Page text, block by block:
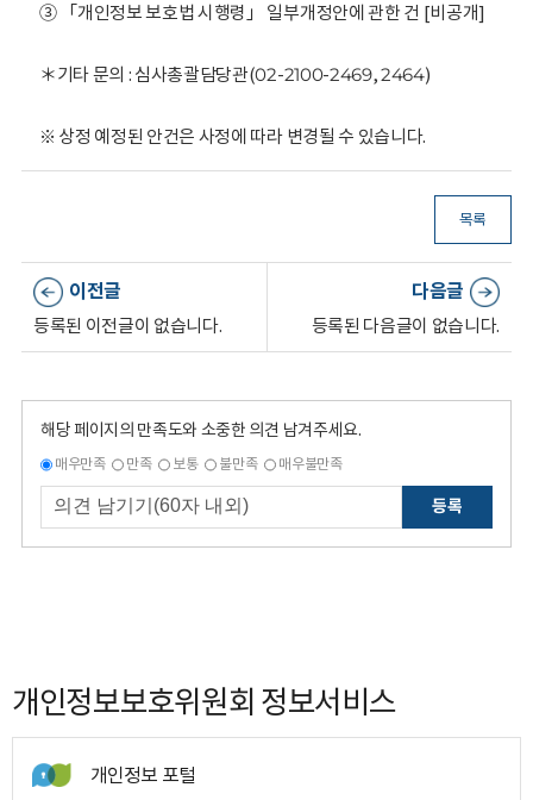
③ 「개인정보 보호법 시행령」 일부개정안에 관한 건 [비공개]
＊기타 문의 : 심사총괄담당관(02-2100-2469, 2464)
※ 상정 예정된 안건은 사정에 따라 변경될 수 있습니다.
목록
이전글
등록된 이전글이 없습니다.
다음글
등록된 다음글이 없습니다.
해당 페이지의 만족도와 소중한 의견 남겨주세요.
매우만족 만족 보통 불만족 매우불만족
등록
개인정보보호위원회 정보서비스
개인정보 포털